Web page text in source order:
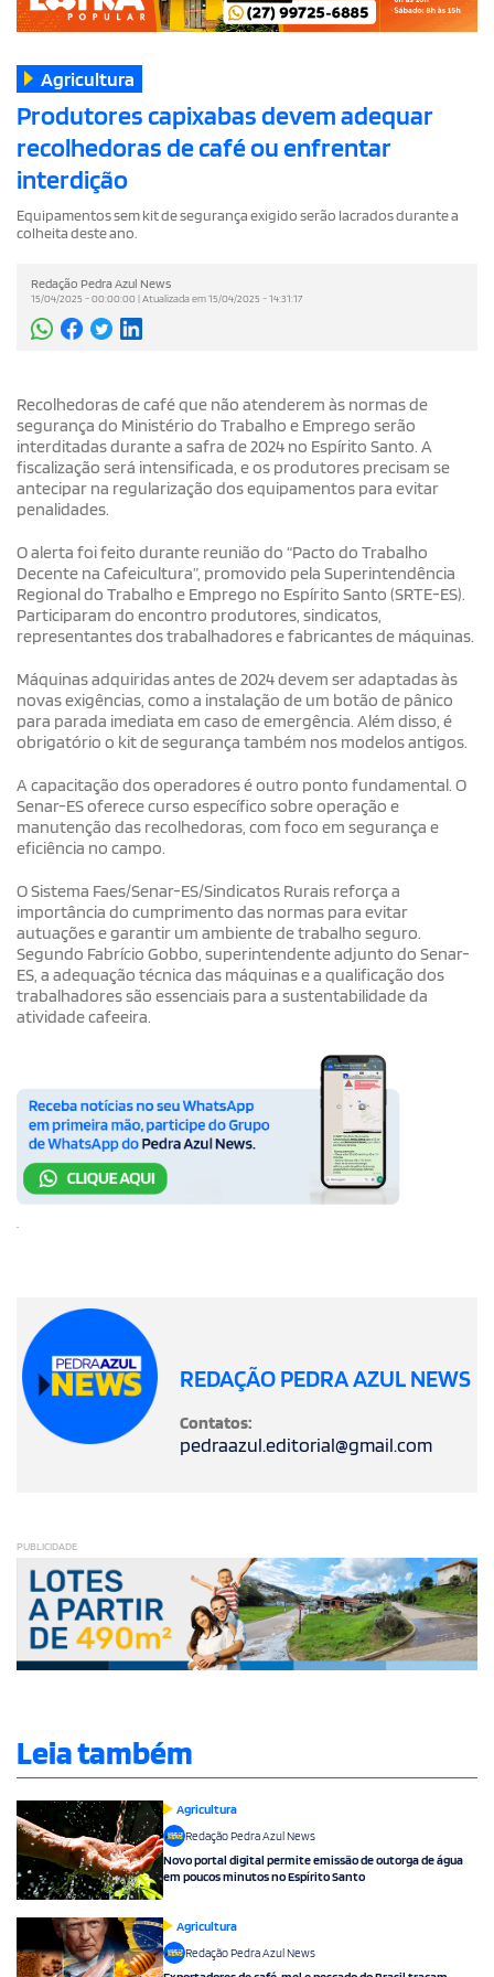
Agricultura
Produtores capixabas devem adequar
recolhedoras de café ou enfrentar
interdição
Equipamentos sem kit de segurança exigido serão lacrados durante a
colheita deste ano.
Redação Pedra Azul News
15/04/2025 - 00:00:00 | Atualizada em 15/04/2025 - 14:31:17
Recolhedoras de café que não atenderem às normas de
segurança do Ministério do Trabalho e Emprego serão
interditadas durante a safra de 2024 no Espírito Santo. A
fiscalização será intensificada, e os produtores precisam se
antecipar na regularização dos equipamentos para evitar
penalidades.
O alerta foi feito durante reunião do “Pacto do Trabalho
Decente na Cafeicultura”, promovido pela Superintendência
Regional do Trabalho e Emprego no Espírito Santo (SRTE-ES).
Participaram do encontro produtores, sindicatos,
representantes dos trabalhadores e fabricantes de máquinas.
Máquinas adquiridas antes de 2024 devem ser adaptadas às
novas exigências, como a instalação de um botão de pânico
para parada imediata em caso de emergência. Além disso, é
obrigatório o kit de segurança também nos modelos antigos.
A capacitação dos operadores é outro ponto fundamental. O
Senar-ES oferece curso específico sobre operação e
manutenção das recolhedoras, com foco em segurança e
eficiência no campo.
O Sistema Faes/Senar-ES/Sindicatos Rurais reforça a
importância do cumprimento das normas para evitar
autuações e garantir um ambiente de trabalho seguro.
Segundo Fabrício Gobbo, superintendente adjunto do Senar-
ES, a adequação técnica das máquinas e a qualificação dos
trabalhadores são essenciais para a sustentabilidade da
atividade cafeeira.
.
REDAÇÃO PEDRA AZUL NEWS
Contatos:
pedraazul.editorial@gmail.com
PUBLICIDADE
Leia também
Agricultura
Redação Pedra Azul News
Novo portal digital permite emissão de outorga de água
em poucos minutos no Espírito Santo
Agricultura
Redação Pedra Azul News